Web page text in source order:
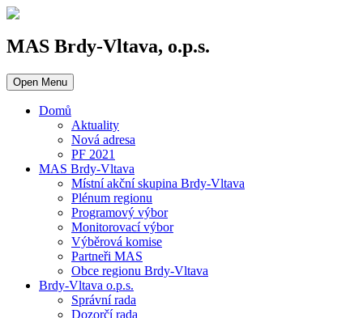
MAS Brdy-Vltava, o.p.s.
Open Menu
Domů
Aktuality
Nová adresa
PF 2021
MAS Brdy-Vltava
Místní akční skupina Brdy-Vltava
Plénum regionu
Programový výbor
Monitorovací výbor
Výběrová komise
Partneři MAS
Obce regionu Brdy-Vltava
Brdy-Vltava o.p.s.
Správní rada
Dozorčí rada